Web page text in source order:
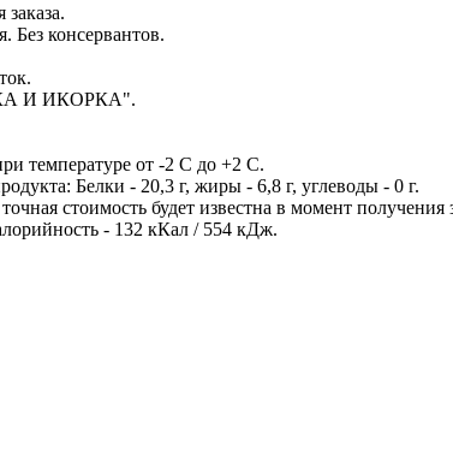
Без консервантов.
И ИКОРКА".
температуре от -2 С до +2 С.
Белки - 20,3 г, жиры - 6,8 г, углеводы - 0 г.
стоимость будет известна в момент получения
- 132 кКал / 554 кДж.